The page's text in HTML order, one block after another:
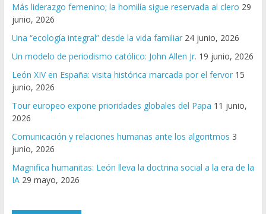
Más liderazgo femenino; la homilía sigue reservada al clero 29
junio, 2026
Una “ecología integral” desde la vida familiar 24 junio, 2026
Un modelo de periodismo católico: John Allen Jr. 19 junio, 2026
León XIV en España: visita histórica marcada por el fervor 15
junio, 2026
Tour europeo expone prioridades globales del Papa 11 junio,
2026
Comunicación y relaciones humanas ante los algoritmos 3
junio, 2026
Magnifica humanitas: León lleva la doctrina social a la era de la
IA 29 mayo, 2026